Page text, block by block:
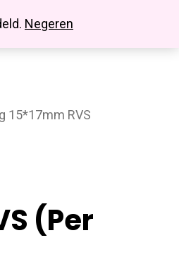
Negeren
15*17mm RVS
(per